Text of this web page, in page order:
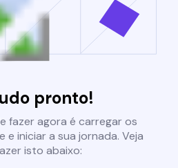
pronto!
fazer agora é carregar os
e iniciar a sua jornada. Veja
isto abaixo: